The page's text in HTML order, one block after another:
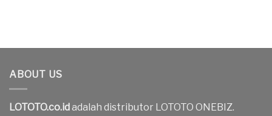
ABOUT US
LOTOTO.co.id adalah distributor LOTOTO ONEBIZ.